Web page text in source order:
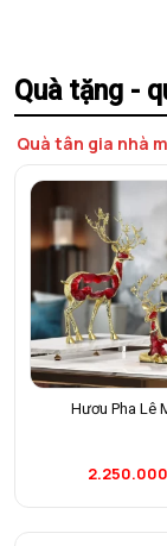
Quà tặng -
Quà tân gia nhà
Hươu Pha Lê
2.250.000